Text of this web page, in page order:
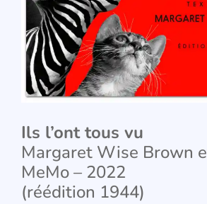
Ils l’ont tous vu
Margaret Wise Brown
MeMo – 2022
(réédition 1944)